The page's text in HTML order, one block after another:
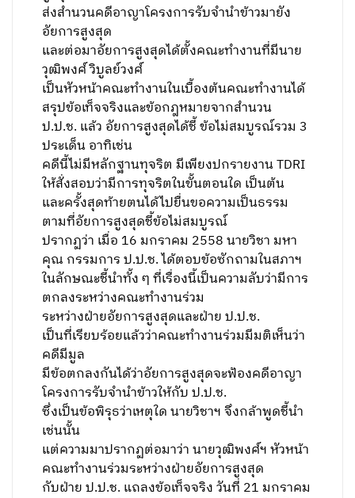
ส่งสำนวนคดีอาญาโครงการรับจำนำข้าวมายัง
อัยการสูงสุด
และต่อมาอัยการสูงสุดได้ตั้งคณะทำงานที่มีนาย
วุฒิพงศ์ วิบูลย์วงศ์
เป็นหัวหน้าคณะทำงานในเบื้องต้นคณะทำงานได้
สรุปข้อเท็จจริงและข้อกฎหมายจากสำนวน
ป.ป.ช. แล้ว อัยการสูงสุดได้ชี้ ข้อไม่สมบูรณ์รวม 3
ประเด็น อาทิเช่น
คดีนี้ไม่มีหลักฐานทุจริต มีเพียงปกรายงาน TDRI
ให้สั่งสอบว่ามีการทุจริตในขั้นตอนใด เป็นต้น
และครั้งสุดท้ายตนได้ไปยื่นขอความเป็นธรรม
ตามที่อัยการสูงสุดชี้ข้อไม่สมบูรณ์
ปรากฏว่า เมื่อ 16 มกราคม 2558 นายวิชา มหา
คุณ กรรมการ ป.ป.ช. ได้ตอบข้อซักถามในสภาฯ
ในลักษณะชี้นำทั้ง ๆ ที่เรื่องนี้เป็นความลับว่ามีการ
ตกลงระหว่างคณะทำงานร่วม
ระหว่างฝ่ายอัยการสูงสุดและฝ่าย ป.ป.ช.
เป็นที่เรียบร้อยแล้วว่าคณะทำงานร่วมมีมติเห็นว่า
คดีมีมูล
มีข้อตกลงกันได้ว่าอัยการสูงสุดจะฟ้องคดีอาญา
โครงการรับจำนำข้าวให้กับ ป.ป.ช.
ซึ่งเป็นข้อพิรุธว่าเหตุใด นายวิชาฯ จึงกล้าพูดชี้นำ
เช่นนั้น
แต่ความมาปรากฏต่อมาว่า นายวุฒิพงศ์ฯ หัวหน้า
คณะทำงานร่วมระหว่างฝ่ายอัยการสูงสุด
กับฝ่าย ป.ป.ช. แถลงข้อเท็จจริง วันที่ 21 มกราคม